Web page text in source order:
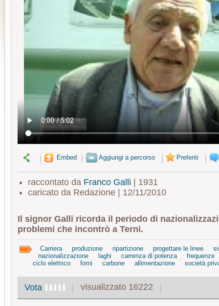
Embed Aggiungi a percorso Preferiti
raccontato da Franco Galli | 1931
caricato da Redazione | 12/11/2010
Il signor Galli ricorda il periodo di
problemi che incontrò a Terni.
Carriera produzione ripartizione progettare le linee
nazionalizzazione
laghi carrenza di potenza
frequenze
ciclo elettrico
forni carbone allimentazione società
Vota visualizzato 16222